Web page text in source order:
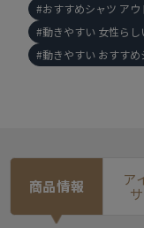
おすすめシャツ アウ
動きやすい 女性ら
動きやすい おすすめ
商品情報 ア